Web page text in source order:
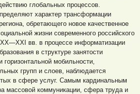
глобальных процессов.
характер трансформации
обретающего новое качественное
жизни современного российского
вв. в процессе информатизации
в структуре занятости
горизонтальной мобильности,
групп и слоев, наблюдается
в сфере услуг. Самым кардинальным
массовой коммуникации, сфера труда и